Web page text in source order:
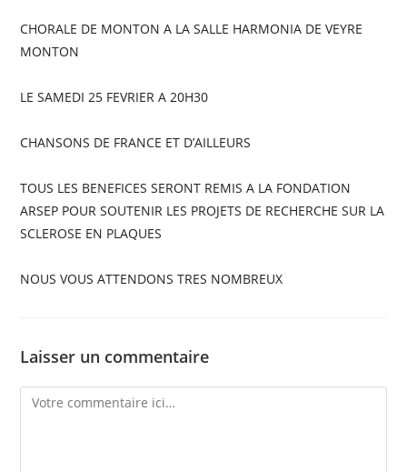
CHORALE DE MONTON A LA SALLE HARMONIA DE VEYRE
MONTON
LE SAMEDI 25 FEVRIER A 20H30
CHANSONS DE FRANCE ET D’AILLEURS
TOUS LES BENEFICES SERONT REMIS A LA FONDATION
ARSEP POUR SOUTENIR LES PROJETS DE RECHERCHE SUR LA
SCLEROSE EN PLAQUES
NOUS VOUS ATTENDONS TRES NOMBREUX
Laisser un commentaire